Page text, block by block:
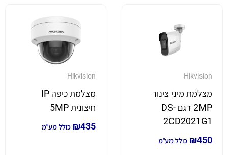
Hikvision
מצלמת מיני צינור
2MP דגם DS-
2CD2021G1
₪450 כולל מע"מ
Hikvision
מצלמת כיפה IP
חיצונית 5MP
₪435 כולל מע"מ